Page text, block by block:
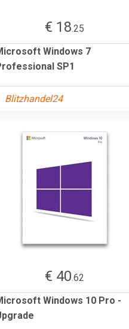
€ 18.25
Windows 7
SP1
Blitzhandel24
€ 40.62
Windows 10 Pro -